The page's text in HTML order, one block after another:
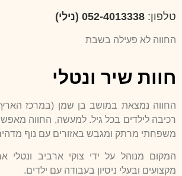
טלפון:
החווה לא פעילה בשבת
חוות שיר ונטלי
החווה נמצאת במושב בן שמן (במרכז הארץ)
רכיבה לילדים בכל גיל. למעשה, החווה
משפחתי מרתק ומגבש באזורים עם נוף מדהים
המקום מנוהל על ידי צוקי ארביב ונטלי
מקצועים ובעלי ניסיון בעבודה עם ילדים.